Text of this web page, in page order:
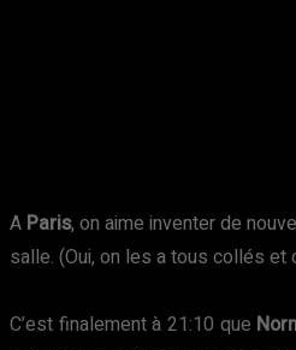
A Paris, on aime inventer de
salle. (Oui, on les a tous collés et
C’est finalement à 21:10 que